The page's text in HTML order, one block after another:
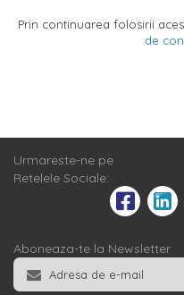
Prin continuarea folosirii
de
Urmareste-ne pe
Retelele Sociale:
Aboneaza-te la Newsletter